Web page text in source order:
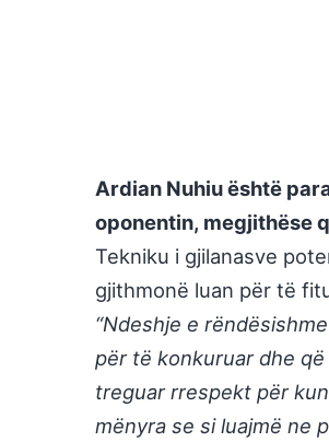
Ardian Nuhiu është
oponentin, megjithëse
Tekniku i gjilanasve
gjithmonë luan për të
“Ndeshje e
për të konkuruar dhe
treguar rrespekt për
mënyra se si luajmë ne